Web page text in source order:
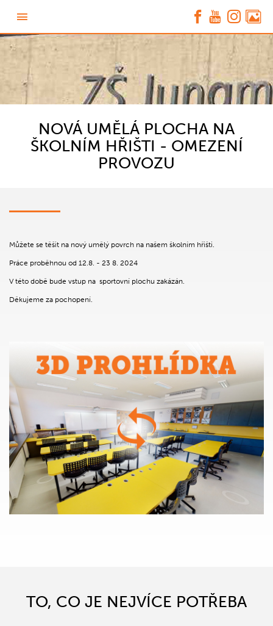
NOVÁ UMĚLÁ PLOCHA NA
ŠKOLNÍM HŘIŠTI - OMEZENÍ
PROVOZU
Můžete se těšit na nový umělý povrch na našem školním hřišti.
Práce proběhnou od 12.8. - 23 8. 2024
V této době bude vstup na sportovní plochu zakázán.
Děkujeme za pochopení.
TO, CO JE NEJVÍCE POTŘEBA